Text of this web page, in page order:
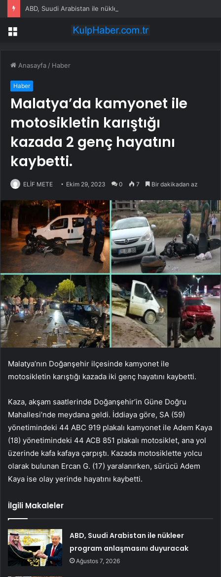
Menü
Anasayfa / Haber
Haber
Malatya’da kamyonet ile
motosikletin karıştığı
kazada 2 genç hayatını
kaybetti.
ELİF METE Ekim 29, 2023 0 7 Bir dakikadan az
Malatya’nın Doğanşehir ilçesinde kamyonet ile
motosikletin karıştığı kazada iki genç hayatını kaybetti.
Kaza, akşam saatlerinde Doğanşehir’in Güne Doğru
Mahallesi’nde meydana geldi. İddiaya göre, SA (59)
yönetimindeki 44 ABC 919 plakalı kamyonet ile Adem Kaya
(18) yönetimindeki 44 ACB 851 plakalı motosiklet, ana yol
üzerinde kafa kafaya çarpıştı. Kazada motosiklette yolcu
olarak bulunan Ercan G. (17) yaralanırken, sürücü Adem
Kaya ise olay yerinde hayatını kaybetti.
İlgili Makaleler
ABD, Suudi Arabistan ile nükleer
program anlaşmasını duyuracak
Ağustos 7, 2026